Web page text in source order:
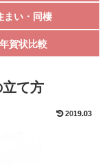
まい・同棲
年賀状比較
て方
2019.03